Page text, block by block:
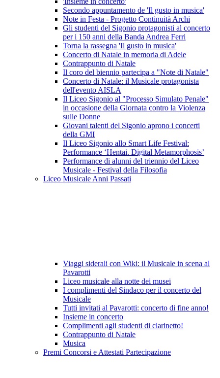
Secondo appuntamento de 'Il gusto in musica'
Note in Festa - Progetto Continuità Archi
Gli studenti del Sigonio protagonisti al concerto
per i 150 anni della Banda Andrea Ferri
Torna la rassegna 'Il gusto in musica'
Concerto di Natale in memoria di Adele
Contrappunto di Natale
Il coro del biennio partecipa a "Note di Natale"
Concerto di Natale: il Musicale protagonista
dell'evento AISLA
Il Liceo Sigonio al "Processo Simulato Penale"
in occasione della Giornata contro la Violenza
sulle Donne
Giovani talenti del Sigonio aprono i concerti
della GMI
Il Liceo Sigonio allo Smart Life Festival:
Performance ‘Hentai. Digital Metamorphosis’
Performance di alunni del triennio del Liceo
Musicale - Festival della Filosofia
Liceo Musicale Anni Passati
Viaggi siderali con Wiki: il Musicale in scena al
Pavarotti
Liceo musicale alla notte dei musei
I complimenti del Sindaco per il concerto del
Musicale
Tutti invitati al Pavarotti: concerto di fine anno!
Insieme in concerto
Complimenti agli studenti di clarinetto!
Contrappunto di Natale
Musica
Premi Concorsi e Attestati Partecipazione